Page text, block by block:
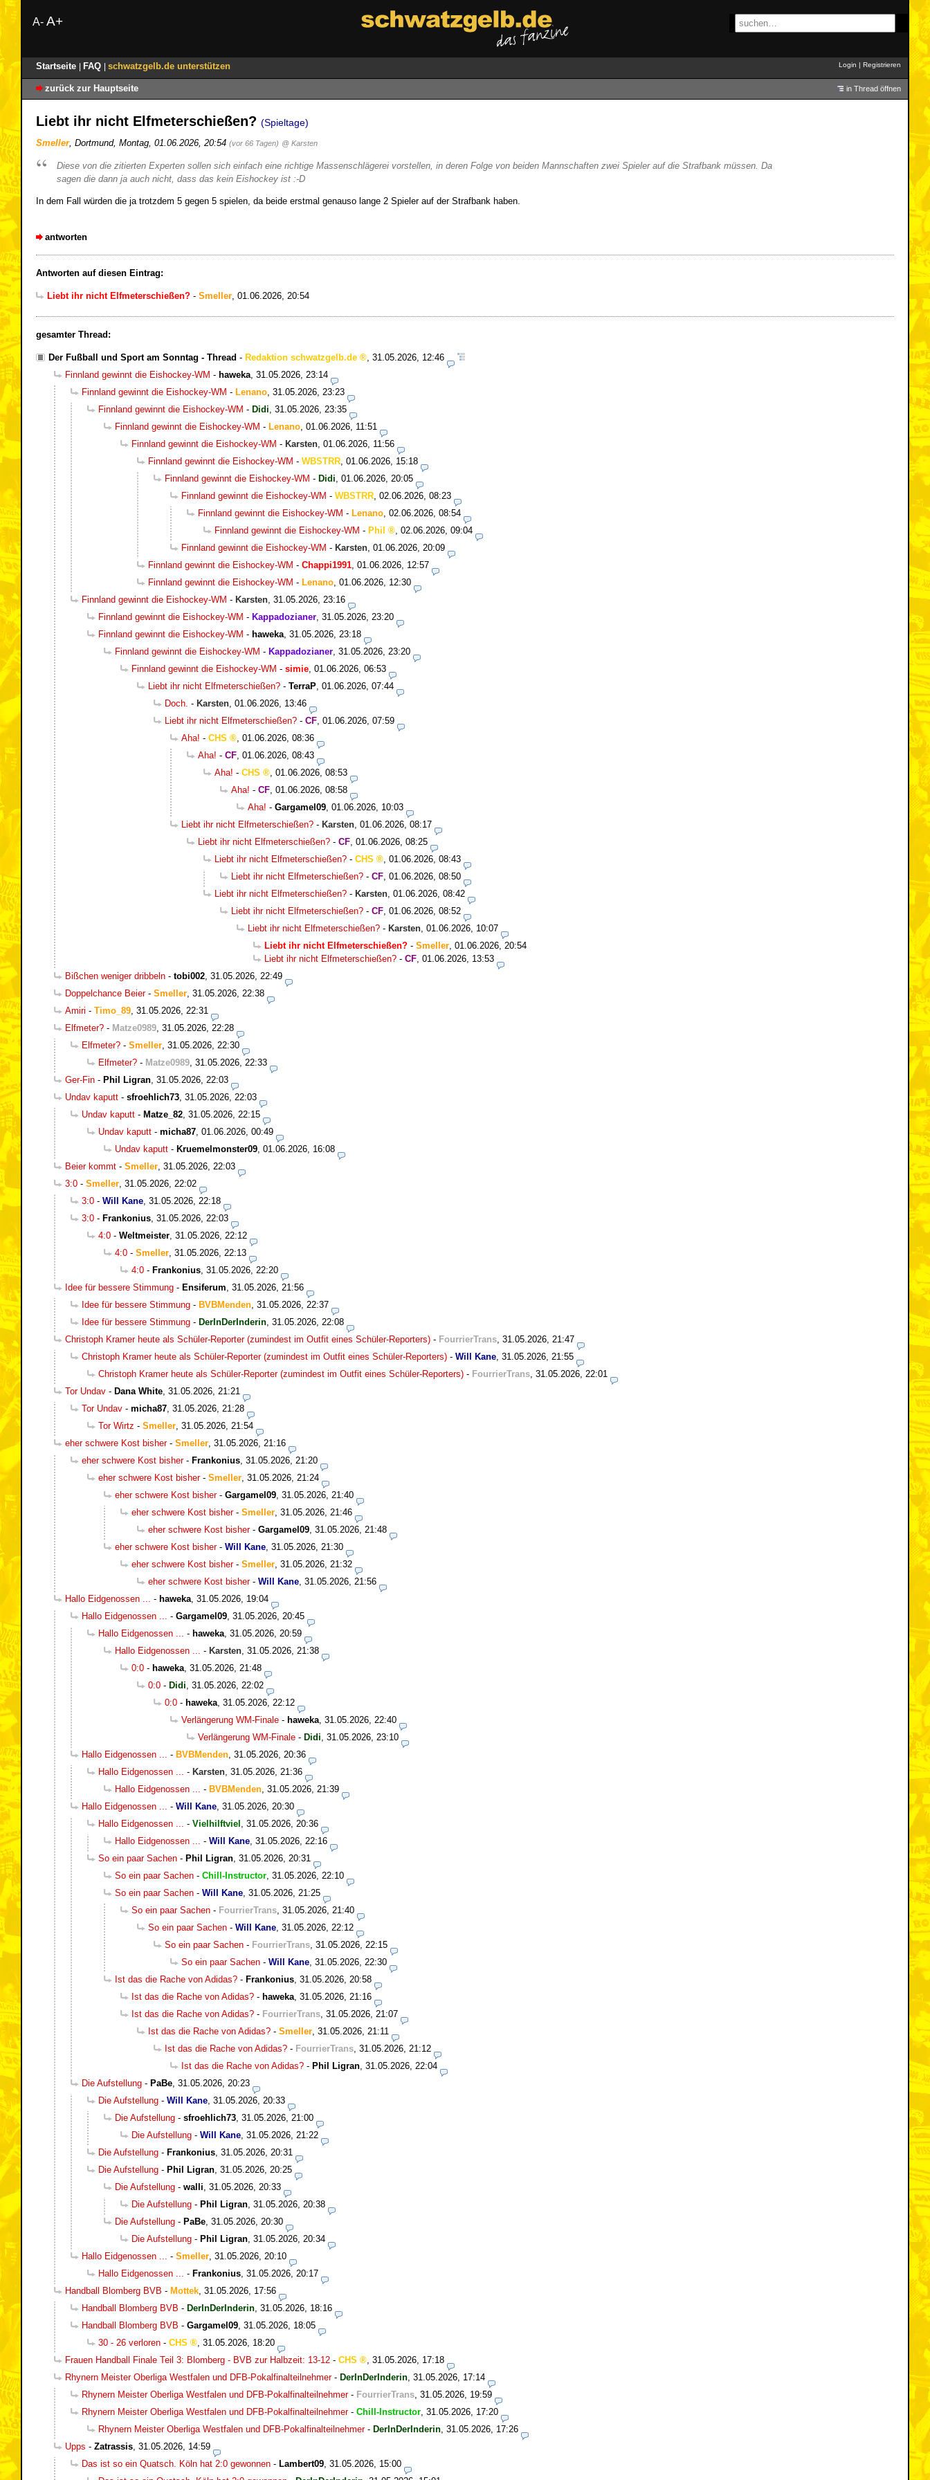
A- A+
Startseite FAQ schwatzgelb.de unterstützen Login | Registrieren
zurück zur Hauptseite in Thread öffnen
Liebt ihr nicht Elfmeterschießen? (Spieltage)
Smeller, Dortmund, Montag, 01.06.2026, 20:54 (vor 66 Tagen) @ Karsten
Diese von die zitierten Experten sollen sich einfach eine richtige Massenschlägerei vorstellen, in deren Folge von beiden Mannschaften zwei Spieler auf die Strafbank müssen. Da
sagen die dann ja auch nicht, dass das kein Eishockey ist :-D
In dem Fall würden die ja trotzdem 5 gegen 5 spielen, da beide erstmal genauso lange 2 Spieler auf der Strafbank haben.
antworten
Antworten auf diesen Eintrag:
Liebt ihr nicht Elfmeterschießen? - Smeller, 01.06.2026, 20:54
gesamter Thread:
Der Fußball und Sport am Sonntag - Thread - Redaktion schwatzgelb.de
31.05.2026, 12:46
Finnland gewinnt die Eishockey-WM - haweka 31.05.2026, 23:14
Finnland gewinnt die Eishockey-WM - Lenano 31.05.2026, 23:23
Finnland gewinnt die Eishockey-WM - Didi 31.05.2026, 23:35
Finnland gewinnt die Eishockey-WM - Lenano 01.06.2026, 11:51
Finnland gewinnt die Eishockey-WM - Karsten 01.06.2026, 11:56
Finnland gewinnt die Eishockey-WM - WBSTRR 01.06.2026, 15:18
Finnland gewinnt die Eishockey-WM - Didi 01.06.2026, 20:05
Finnland gewinnt die Eishockey-WM - WBSTRR 02.06.2026, 08:23
Finnland gewinnt die Eishockey-WM - Lenano 02.06.2026, 08:54
Finnland gewinnt die Eishockey-WM - Phil
02.06.2026, 09:04
Finnland gewinnt die Eishockey-WM - Karsten 01.06.2026, 20:09
Finnland gewinnt die Eishockey-WM - Chappi1991 01.06.2026, 12:57
Finnland gewinnt die Eishockey-WM - Lenano 01.06.2026, 12:30
Finnland gewinnt die Eishockey-WM - Karsten 31.05.2026, 23:16
Finnland gewinnt die Eishockey-WM - Kappadozianer 31.05.2026, 23:20
Finnland gewinnt die Eishockey-WM - haweka 31.05.2026, 23:18
Finnland gewinnt die Eishockey-WM - Kappadozianer 31.05.2026, 23:20
Finnland gewinnt die Eishockey-WM - simie 01.06.2026, 06:53
Liebt ihr nicht Elfmeterschießen? - TerraP 01.06.2026, 07:44
Doch. - Karsten 01.06.2026, 13:46
Liebt ihr nicht Elfmeterschießen? - CF 01.06.2026, 07:59
Aha! - CHS
01.06.2026, 08:36
Aha! - CF 01.06.2026, 08:43
Aha! - CHS
01.06.2026, 08:53
Aha! - CF 01.06.2026, 08:58
Aha! - Gargamel09 01.06.2026, 10:03
Liebt ihr nicht Elfmeterschießen? - Karsten 01.06.2026, 08:17
Liebt ihr nicht Elfmeterschießen? - CF 01.06.2026, 08:25
Liebt ihr nicht Elfmeterschießen? - CHS
01.06.2026, 08:43
Liebt ihr nicht Elfmeterschießen? - CF 01.06.2026, 08:50
Liebt ihr nicht Elfmeterschießen? - Karsten 01.06.2026, 08:42
Liebt ihr nicht Elfmeterschießen? - CF 01.06.2026, 08:52
Liebt ihr nicht Elfmeterschießen? - Karsten 01.06.2026, 10:07
Liebt ihr nicht Elfmeterschießen? - Smeller 01.06.2026, 20:54
Liebt ihr nicht Elfmeterschießen? - CF 01.06.2026, 13:53
Bißchen weniger dribbeln - tobi002 31.05.2026, 22:49
Doppelchance Beier- Smeller 31.05.2026, 22:38
Amiri - Timo_89 31.05.2026, 22:31
Elfmeter? - Matze0989 31.05.2026, 22:28
Elfmeter? - Smeller 31.05.2026, 22:30
Elfmeter? - Matze0989 31.05.2026, 22:33
Ger-Fin - Phil Ligran 31.05.2026, 22:03
Undav kaputt - sfroehlich73 31.05.2026, 22:03
Undav kaputt - Matze_82 31.05.2026, 22:15
Undav kaputt - micha87 01.06.2026, 00:49
Undav kaputt - Kruemelmonster09 01.06.2026, 16:08
Beier kommt - Smeller 31.05.2026, 22:03
3:0 - Smeller 31.05.2026, 22:02
3:0 - Will Kane 31.05.2026, 22:18
3:0 - Frankonius 31.05.2026, 22:03
4:0 - Weltmeister 31.05.2026, 22:12
4:0 - Smeller 31.05.2026, 22:13
4:0 - Frankonius 31.05.2026, 22:20
Idee für bessere Stimmung - Ensiferum 31.05.2026, 21:56
Idee für bessere Stimmung - BVBMenden 31.05.2026, 22:37
Idee für bessere Stimmung - DerInDerInderin 31.05.2026, 22:08
Christoph Kramer heute als Schüler-Reporter (zumindest im Outfit eines Schüler-Reporters) - FourrierTrans 31.05.2026, 21:47
Christoph Kramer heute als Schüler-Reporter (zumindest im Outfit eines Schüler-Reporters) - Will Kane 31.05.2026, 21:55
Christoph Kramer heute als Schüler-Reporter (zumindest im Outfit eines Schüler-Reporters) - FourrierTrans 31.05.2026, 22:01
Tor Undav - Dana White 31.05.2026, 21:21
Tor Undav - micha87 31.05.2026, 21:28
Tor Wirtz - Smeller 31.05.2026, 21:54
eher schwere Kost bisher- Smeller 31.05.2026, 21:16
eher schwere Kost bisher- Frankonius 31.05.2026, 21:20
eher schwere Kost bisher- Smeller 31.05.2026, 21:24
eher schwere Kost bisher- Gargamel09 31.05.2026, 21:40
eher schwere Kost bisher- Smeller 31.05.2026, 21:46
eher schwere Kost bisher- Gargamel09 31.05.2026, 21:48
eher schwere Kost bisher- Will Kane 31.05.2026, 21:30
eher schwere Kost bisher- Smeller 31.05.2026, 21:32
eher schwere Kost bisher- Will Kane 31.05.2026, 21:56
Hallo Eidgenossen ...
- haweka 31.05.2026, 19:04
Hallo Eidgenossen ...
- Gargamel09 31.05.2026, 20:45
Hallo Eidgenossen ...
- haweka 31.05.2026, 20:59
Hallo Eidgenossen ...
- Karsten 31.05.2026, 21:38
0:0 - haweka 31.05.2026, 21:48
0:0 - Didi 31.05.2026, 22:02
0:0 - haweka 31.05.2026, 22:12
Verlängerung WM-Finale - haweka 31.05.2026, 22:40
Verlängerung WM-Finale - Didi 31.05.2026, 23:10
Hallo Eidgenossen ...
- BVBMenden 31.05.2026, 20:36
Hallo Eidgenossen ...
- Karsten 31.05.2026, 21:36
Hallo Eidgenossen ...
- BVBMenden 31.05.2026, 21:39
Hallo Eidgenossen ...
- Will Kane 31.05.2026, 20:30
Hallo Eidgenossen ...
- Vielhilftviel
31.05.2026, 20:36
Hallo Eidgenossen ...
- Will Kane 31.05.2026, 22:16
So ein paar Sachen - Phil Ligran 31.05.2026, 20:31
So ein paar Sachen - Chill-Instructor 31.05.2026, 22:10
So ein paar Sachen - Will Kane 31.05.2026, 21:25
So ein paar Sachen - FourrierTrans 31.05.2026, 21:40
So ein paar Sachen - Will Kane 31.05.2026, 22:12
So ein paar Sachen - FourrierTrans 31.05.2026, 22:15
So ein paar Sachen - Will Kane 31.05.2026, 22:30
Ist das die Rache von Adidas? - Frankonius 31.05.2026, 20:58
Ist das die Rache von Adidas? - haweka 31.05.2026, 21:16
Ist das die Rache von Adidas? - FourrierTrans 31.05.2026, 21:07
Ist das die Rache von Adidas? - Smeller 31.05.2026, 21:11
Ist das die Rache von Adidas? - FourrierTrans 31.05.2026, 21:12
Ist das die Rache von Adidas? - Phil Ligran 31.05.2026, 22:04
Die Aufstellung - PaBe 31.05.2026, 20:23
Die Aufstellung - Will Kane 31.05.2026, 20:33
Die Aufstellung - sfroehlich73 31.05.2026, 21:00
Die Aufstellung - Will Kane 31.05.2026, 21:22
Die Aufstellung - Frankonius 31.05.2026, 20:31
Die Aufstellung - Phil Ligran 31.05.2026, 20:25
Die Aufstellung - walli 31.05.2026, 20:33
Die Aufstellung - Phil Ligran 31.05.2026, 20:38
Die Aufstellung - PaBe 31.05.2026, 20:30
Die Aufstellung - Phil Ligran 31.05.2026, 20:34
Hallo Eidgenossen ...
- Smeller 31.05.2026, 20:10
Hallo Eidgenossen ...
- Frankonius 31.05.2026, 20:17
Handball Blomberg BVB - Mottek 31.05.2026, 17:56
Handball Blomberg BVB - DerInDerInderin 31.05.2026, 18:16
Handball Blomberg BVB - Gargamel09 31.05.2026, 18:05
30 - 26 verloren - CHS
31.05.2026, 18:20
Frauen Handball Finale Teil 3: Blomberg - BVB zur Halbzeit: 13-12 - CHS
31.05.2026, 17:18
Rhynern Meister Oberliga Westfalen und DFB-Pokalfinalteilnehmer- DerInDerInderin 31.05.2026, 17:14
Rhynern Meister Oberliga Westfalen und DFB-Pokalfinalteilnehmer- FourrierTrans 31.05.2026, 19:59
Rhynern Meister Oberliga Westfalen und DFB-Pokalfinalteilnehmer- Chill-Instructor 31.05.2026, 17:20
Rhynern Meister Oberliga Westfalen und DFB-Pokalfinalteilnehmer- DerInDerInderin 31.05.2026, 17:26
Upps - Zatrassis 31.05.2026, 14:59
Das ist so ein Quatsch. Köln hat 2:0 gewonnen - Lambert09 31.05.2026, 15:00